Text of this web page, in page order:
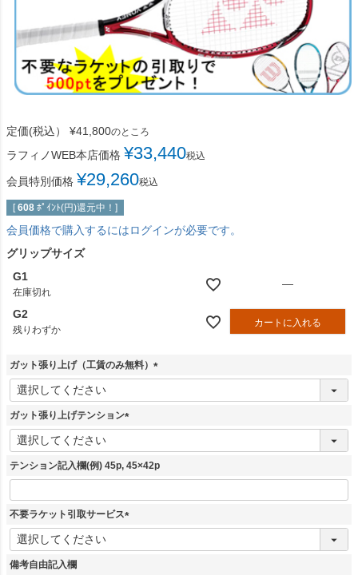
定価(税込） ¥41,800のところ
ラフィノWEB本店価格 ¥33,440税込
会員特別価格 ¥29,260税込
[ 608 ﾎﾟｲﾝﾄ(円)還元中！]
会員価格で購入するにはログインが必要です。
グリップサイズ
G1
在庫切れ
—
G2
残りわずか
カートに入れる
ガット張り上げ（工賃のみ無料）
(
ガット張り上げテンション
(
須
テンション記入欄(例) 45p, 45×42p
不要ラケット引取サービス
(
備考自由記入欄